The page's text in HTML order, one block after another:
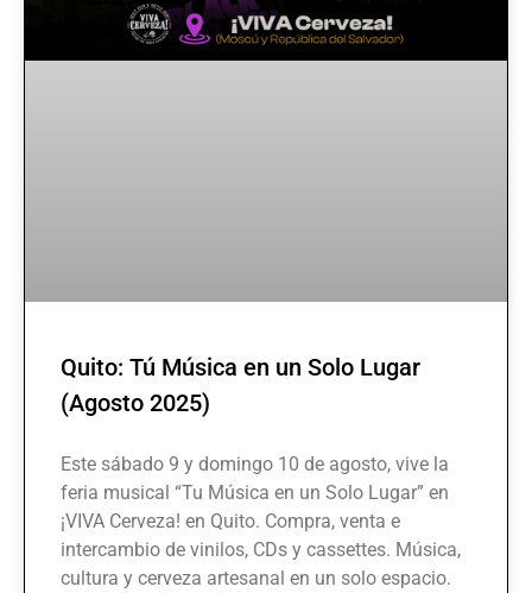
Quito: Tú Música en un Solo Lugar
(Agosto 2025)
Este sábado 9 y domingo 10 de agosto, vive la
feria musical “Tu Música en un Solo Lugar” en
¡VIVA Cerveza! en Quito. Compra, venta e
intercambio de vinilos, CDs y cassettes. Música,
cultura y cerveza artesanal en un solo espacio.